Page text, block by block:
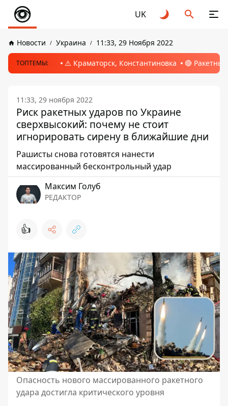
UK
Новости Украина 11:33, 29 Ноября 2022
ТОПТЕМЫ: ⚠️ Краматорск, Константиновка 🔴
11:33, 29 ноября 2022
Риск ракетных ударов по Украине
сверхвысокий: почему не стоит
игнорировать сирену в ближайшие дни
Рашисты снова готовятся нанести
массированный бесконтрольный удар
Максим Голуб
РЕДАКТОР
👍
Опасность нового массированного ракетного
удара достигла критического уровня